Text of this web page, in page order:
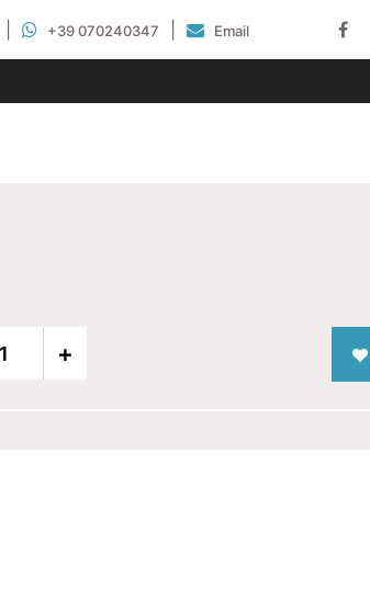
+39 070240347 Email